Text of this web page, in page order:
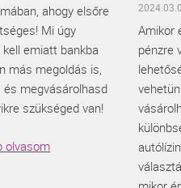
ahogy elsőre
Mi úgy
emiatt bankba
más megoldás is,
és megvásárolhasd
szükséged van!
olvasom
Amikor
pénzre